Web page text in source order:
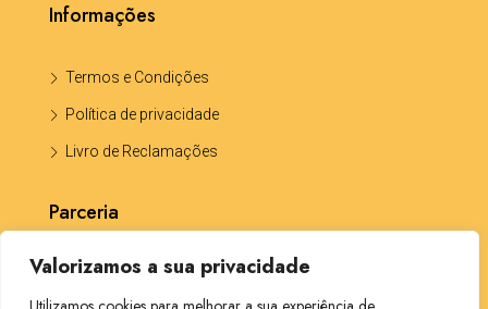
Valorizamos a sua privacidade
Informações
Termos e Condições
Política de privacidade
Livro de Reclamações
Parceria
Katia Portela -Solicitadora CP5703